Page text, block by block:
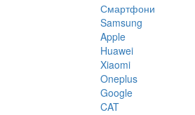
Смартфони
Samsung
Apple
Huawei
Xiaomi
Oneplus
Google
CAT